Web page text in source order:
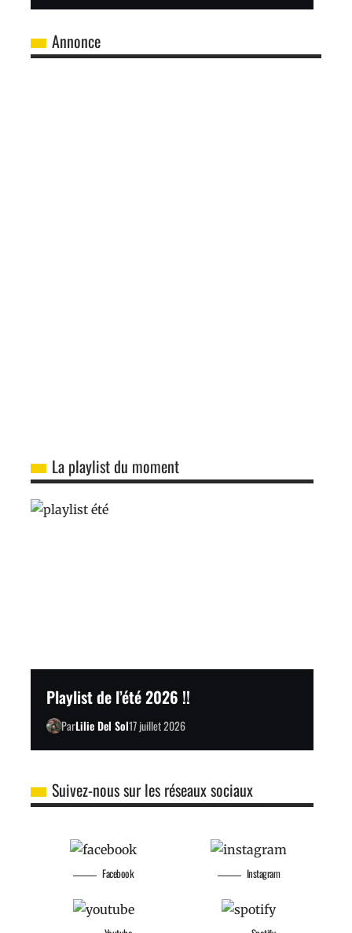
Annonce
La playlist du moment
Playlist de l’été 2026 !!
ParLilie Del Sol17 juillet 2026
Suivez-nous sur les réseaux sociaux
Facebook Instagram